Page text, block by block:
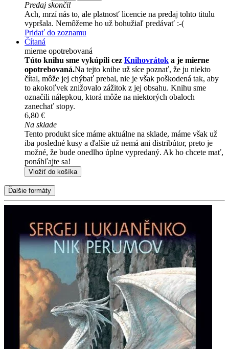
Predaj skončil
Ach, mrzí nás to, ale platnosť licencie na predaj tohto titulu
vypršala. Nemôžeme ho už bohužiaľ predávať :-(
Pridať do zoznamu
Čítaná
mierne opotrebovaná
Túto knihu sme vykúpili cez Knihovrátok a je mierne
opotrebovaná.Na tejto knihe už síce poznať, že ju niekto
čítal, môže jej chýbať prebal, nie je však poškodená tak, aby
to akokoľvek znižovalo zážitok z jej obsahu. Knihu sme
označili nálepkou, ktorá môže na niektorých obaloch
zanechať stopy.
6,80 €
Na sklade
Tento produkt síce máme aktuálne na sklade, máme však už
iba posledné kusy a ďalšie už nemá ani distribútor, preto je
možné, že bude onedlho úplne vypredaný. Ak ho chcete mať,
ponáhľajte sa!
Vložiť do košíka
Ďalšie formáty